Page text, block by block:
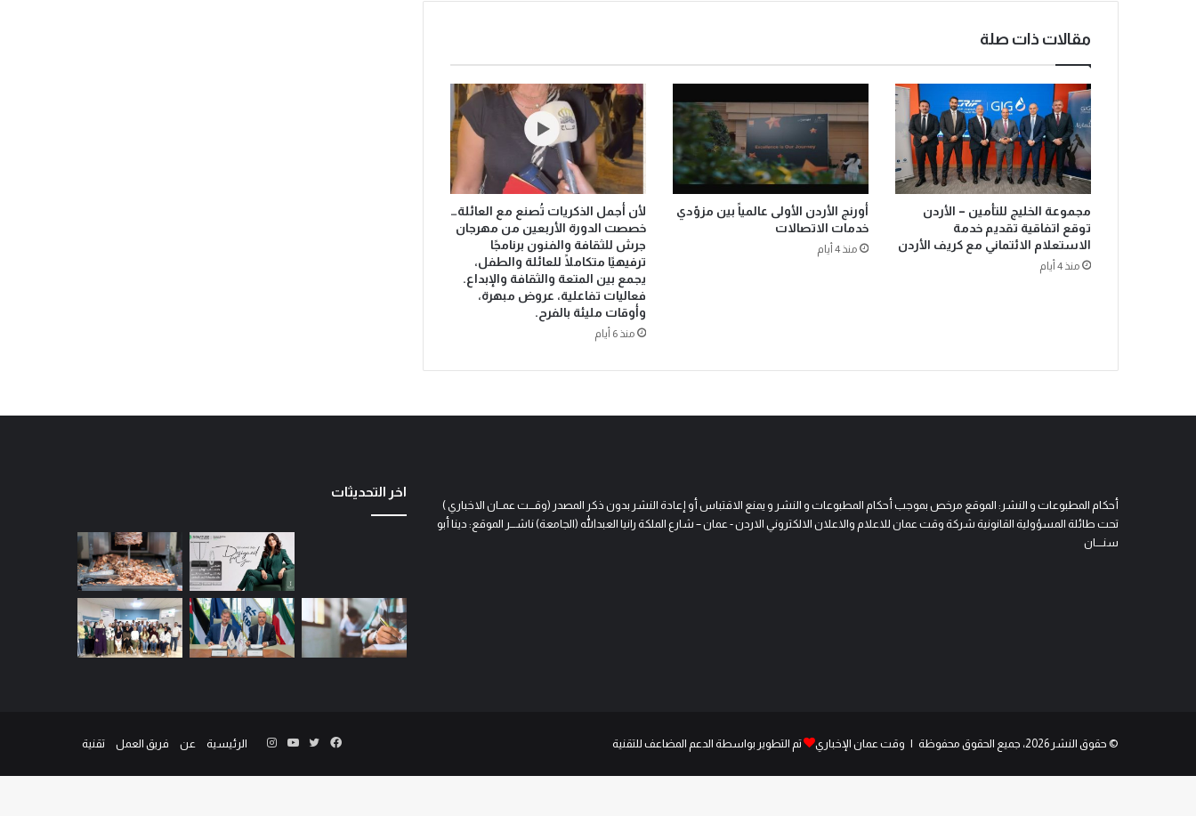
مقالات ذات صلة
مجموعة الخليج للتأمين – الأردن
توقع اتفاقية تقديم خدمة
الاستعلام الائتماني مع كريف الأردن
منذ 4 أيام
أورنج الأردن الأولى عالمياً بين مزوّدي
خدمات الاتصالات
منذ 4 أيام
لأن أجمل الذكريات تُصنع مع العائلة…
خصصت الدورة الأربعين من مهرجان
جرش للثقافة والفنون برنامجًا
ترفيهيًا متكاملًا للعائلة والطفل،
يجمع بين المتعة والثقافة والإبداع.
فعاليات تفاعلية، عروض مبهرة،
وأوقات مليئة بالفرح.
منذ 6 أيام
أحكام المطبوعات و النشر: الموقع مرخص بموجب أحكام المطبوعات و النشر و يمنع الاقتباس أو إعادة النشر بدون ذكر المصدر (وقـــت عمــان الاخباري )
تحت طائلة المسؤولية القانونية شركة وقت عمان للاعلام والاعلان الالكتروني الاردن - عمان – شارع الملكة رانيا العبدالله (الجامعة) ناشـــر الموقع: دينا أبو
سنــــان
اخر التحديثات
© حقوق النشر 2026، جميع الحقوق محفوظة | وقت عمان الإخباري تم التطوير بواسطة الدعم المضاعف للتقنية الرئيسية عن فريق العمل تقنية